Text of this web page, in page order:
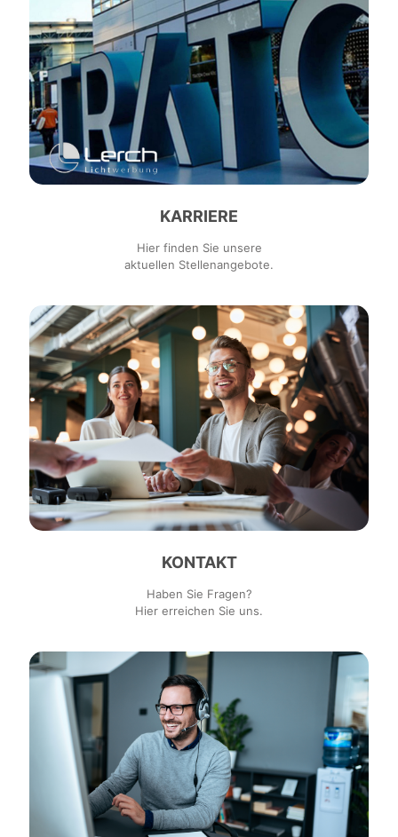
KARRIERE
Hier finden Sie unsere
aktuellen Stellenangebote.
KONTAKT
Haben Sie Fragen?
Hier erreichen Sie uns.